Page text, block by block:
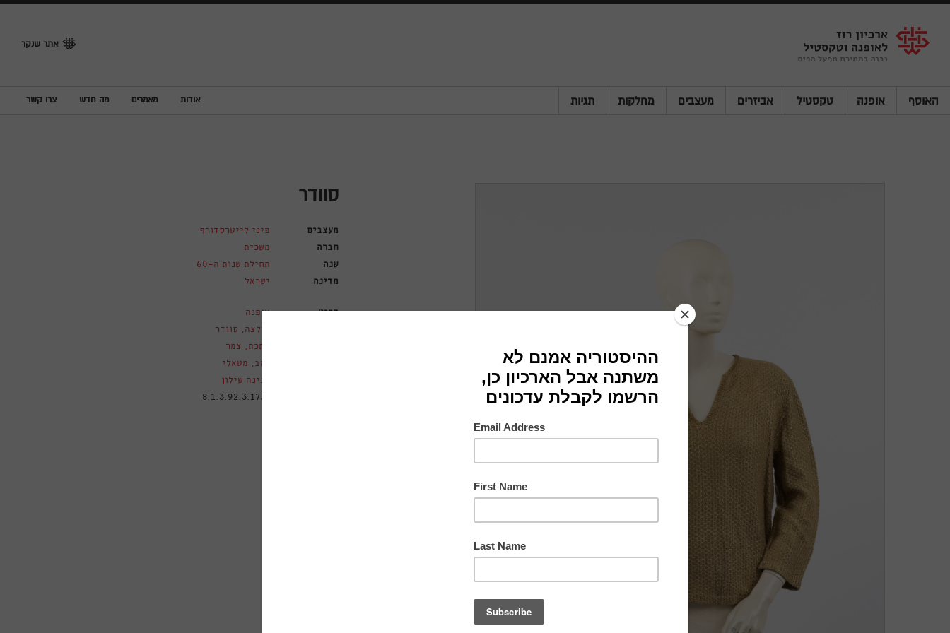
Shenkar
Logo
אתר שנקר
האוסף אופנה טקסטיל אביזרים מעצבים מחלקות תגיות אודות מאמרים מה חדש צרו קשר
סוודר
מעצבים
פיני לייטרסדורף
חברה
משכית
שנה
תחילת שנות ה-60
מדינה
ישראל
פריט
אופנה
חולצה , סוודר
מתכת ,
צמר
זהב , מטאלי
פנינה שילון
8.1.3.92.3.1731